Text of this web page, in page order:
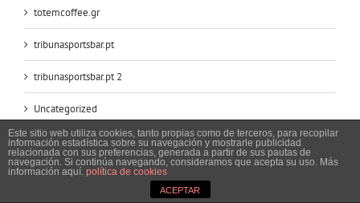
totemcoffee.gr
tribunasportsbar.pt
tribunasportsbar.pt 2
Uncategorized
uniquelyvancouvershow.com
villagrigio46.gr
Este sitio web utiliza cookies, tanto propias como de terceros, para recopilar
información estadística sobre su navegación y mostrarle publicidad
relacionada con sus preferencias, generada a partir de sus pautas de
navegación. Si continúa navegando, consideramos que acepta su uso. Más
información aquí. política de cookies
ACEPTAR